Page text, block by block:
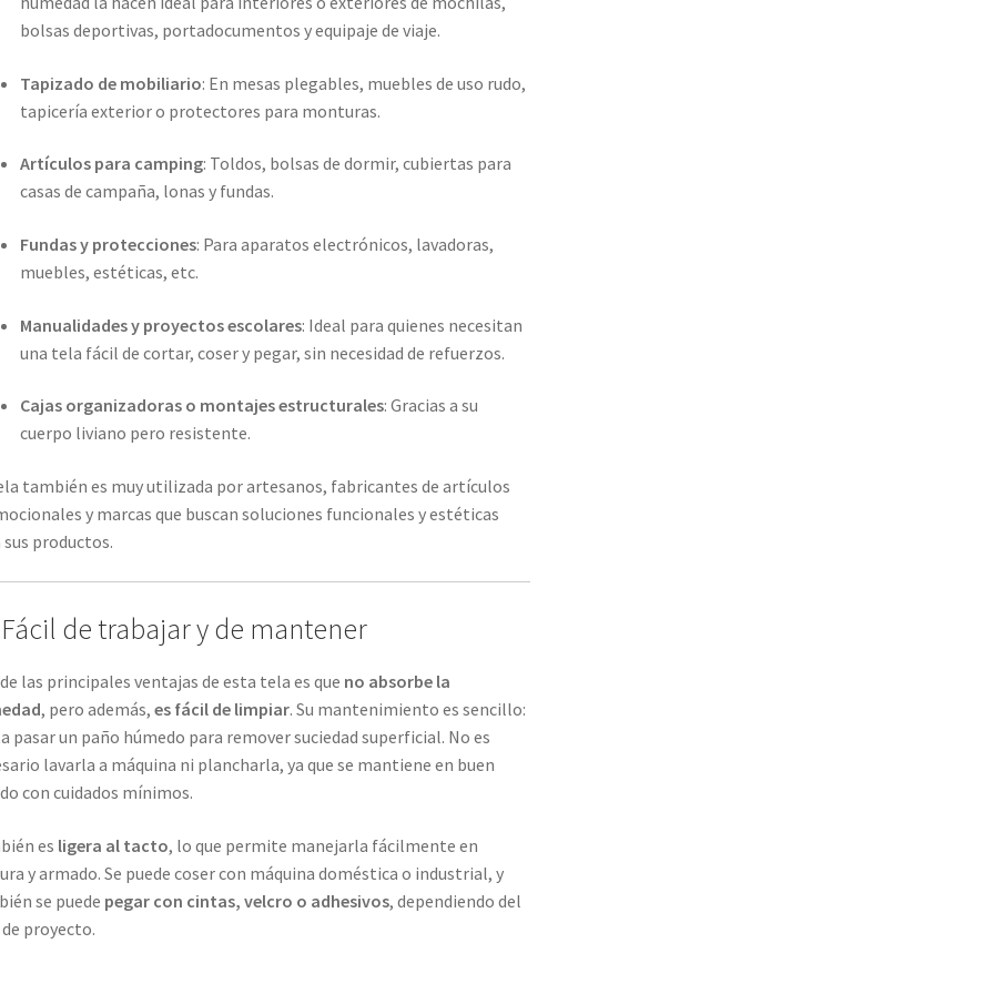
bolsas deportivas, portadocumentos y equipaje de viaje.
Tapizado de mobiliario: En mesas plegables, muebles de uso rudo,
tapicería exterior o protectores para monturas.
Artículos para camping: Toldos, bolsas de dormir, cubiertas para
casas de campaña, lonas y fundas.
Fundas y protecciones: Para aparatos electrónicos, lavadoras,
muebles, estéticas, etc.
Manualidades y proyectos escolares: Ideal para quienes necesitan
una tela fácil de cortar, coser y pegar, sin necesidad de refuerzos.
Cajas organizadoras o montajes estructurales: Gracias a su
cuerpo liviano pero resistente.
también es muy utilizada por artesanos, fabricantes de artículos
y marcas que buscan soluciones funcionales y estéticas
productos.
de trabajar y de mantener
las principales ventajas de esta tela es que no absorbe la
, pero además, es fácil de limpiar. Su mantenimiento es sencillo:
pasar un paño húmedo para remover suciedad superficial. No es
lavarla a máquina ni plancharla, ya que se mantiene en buen
con cuidados mínimos.
es ligera al tacto, lo que permite manejarla fácilmente en
y armado. Se puede coser con máquina doméstica o industrial, y
se puede pegar con cintas, velcro o adhesivos, dependiendo del
proyecto.